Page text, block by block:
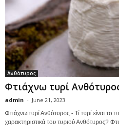
Ανθότυρος
Φτιάχνω τυρί
admin - June 21, 2023
Φτιάχνω τυρί Ανθότυρος - Τί τυρί είναι το
χαρακτηριστικά του τυριού Ανθότυρος?